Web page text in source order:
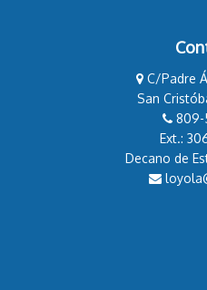
C/Padre
San
809-
Ext.:
Decano de